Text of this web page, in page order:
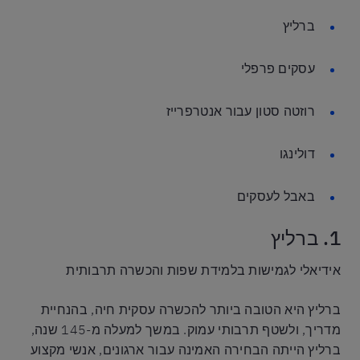
ברליץ
עסקים פרפלי
רוזטה סטון עבור אנטרפרייז
דולינגו
באבל לעסקים
1. ברליץ
אידיאלי לגמישות בלמידת שפות והכשרה תרבותית
ברליץ היא הטובה ביותר להכשרה עסקית חיה, בהנחיית
מדריך, ולשטף תרבותי עמוק. במשך למעלה מ-145 שנה,
ברליץ הייתה הבחירה האמינה עבור ארגונים, אנשי מקצוע